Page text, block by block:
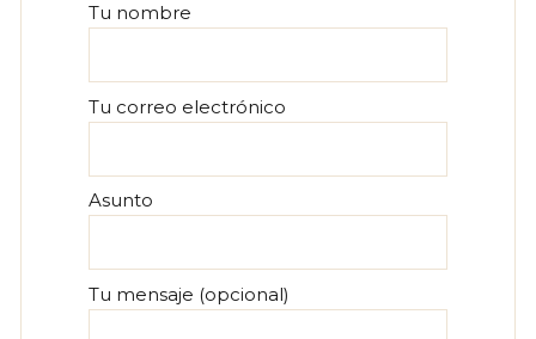
Tu nombre
Tu correo electrónico
Asunto
Tu mensaje (opcional)